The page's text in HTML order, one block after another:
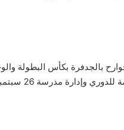
بالجدفرة بكأس البطولة
برقاش والفرق المشاركة وحكام الدوري.